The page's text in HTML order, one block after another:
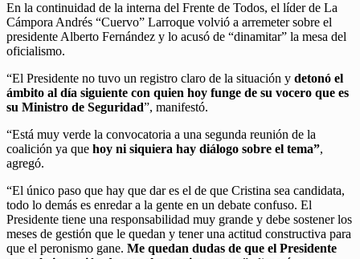
En la continuidad de la interna del Frente de Todos, el líder de La
Cámpora Andrés “Cuervo” Larroque volvió a arremeter sobre el
presidente Alberto Fernández y lo acusó de “dinamitar” la mesa del
oficialismo.
“El Presidente no tuvo un registro claro de la situación y detonó el
ámbito al día siguiente con quien hoy funge de su vocero que es
su Ministro de Seguridad”, manifestó.
“Está muy verde la convocatoria a una segunda reunión de la
coalición ya que hoy ni siquiera hay diálogo sobre el tema”,
agregó.
“El único paso que hay que dar es el de que Cristina sea candidata,
todo lo demás es enredar a la gente en un debate confuso. El
Presidente tiene una responsabilidad muy grande y debe sostener los
meses de gestión que le quedan y tener una actitud constructiva para
que el peronismo gane. Me quedan dudas de que el Presidente